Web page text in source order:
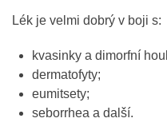
Lék je velmi dobrý v boji s:
kvasinky a dimorfní
dermatofyty;
eumitsety;
seborrhea a další.